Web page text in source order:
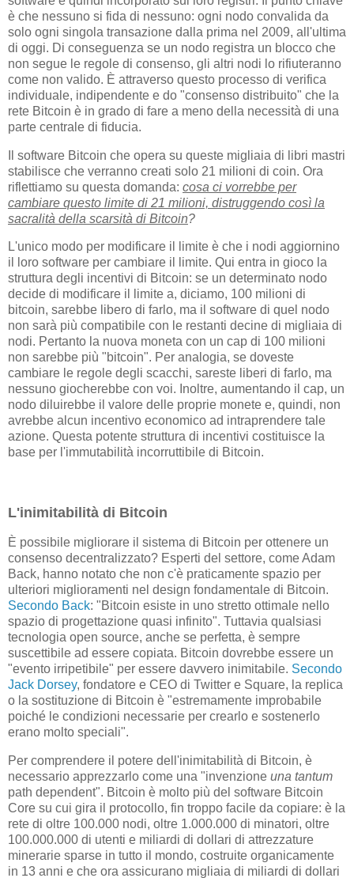
è che nessuno si fida di nessuno: ogni nodo convalida da
solo ogni singola transazione dalla prima nel 2009, all'ultima
di oggi. Di conseguenza se un nodo registra un blocco che
non segue le regole di consenso, gli altri nodi lo rifiuteranno
come non valido. È attraverso questo processo di verifica
individuale, indipendente e do "consenso distribuito" che la
rete Bitcoin è in grado di fare a meno della necessità di una
parte centrale di fiducia.
Il software Bitcoin che opera su queste migliaia di libri mastri
stabilisce che verranno creati solo 21 milioni di coin. Ora
riflettiamo su questa domanda: cosa ci vorrebbe per
cambiare questo limite di 21 milioni, distruggendo così la
sacralità della scarsità di Bitcoin?
L'unico modo per modificare il limite è che i nodi aggiornino
il loro software per cambiare il limite. Qui entra in gioco la
struttura degli incentivi di Bitcoin: se un determinato nodo
decide di modificare il limite a, diciamo, 100 milioni di
bitcoin, sarebbe libero di farlo, ma il software di quel nodo
non sarà più compatibile con le restanti decine di migliaia di
nodi. Pertanto la nuova moneta con un cap di 100 milioni
non sarebbe più "bitcoin". Per analogia, se doveste
cambiare le regole degli scacchi, sareste liberi di farlo, ma
nessuno giocherebbe con voi. Inoltre, aumentando il cap, un
nodo diluirebbe il valore delle proprie monete e, quindi, non
avrebbe alcun incentivo economico ad intraprendere tale
azione. Questa potente struttura di incentivi costituisce la
base per l'immutabilità incorruttibile di Bitcoin.
L'inimitabilità di Bitcoin
È possibile migliorare il sistema di Bitcoin per ottenere un
consenso decentralizzato? Esperti del settore, come Adam
Back, hanno notato che non c'è praticamente spazio per
ulteriori miglioramenti nel design fondamentale di Bitcoin.
Secondo Back: "Bitcoin esiste in uno stretto ottimale nello
spazio di progettazione quasi infinito". Tuttavia qualsiasi
tecnologia open source, anche se perfetta, è sempre
suscettibile ad essere copiata. Bitcoin dovrebbe essere un
"evento irripetibile" per essere davvero inimitabile. Secondo
Jack Dorsey, fondatore e CEO di Twitter e Square, la replica
o la sostituzione di Bitcoin è "estremamente improbabile
poiché le condizioni necessarie per crearlo e sostenerlo
erano molto speciali".
Per comprendere il potere dell'inimitabilità di Bitcoin, è
necessario apprezzarlo come una "invenzione una tantum
path dependent". Bitcoin è molto più del software Bitcoin
Core su cui gira il protocollo, fin troppo facile da copiare: è la
rete di oltre 100.000 nodi, oltre 1.000.000 di minatori, oltre
100.000.000 di utenti e miliardi di dollari di attrezzature
minerarie sparse in tutto il mondo, costruite organicamente
in 13 anni e che ora assicurano migliaia di miliardi di dollari